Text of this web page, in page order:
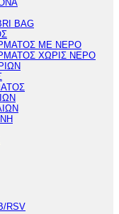
BAG
ΜΕ ΝΕΡΟ
ΧΩΡΙΣ ΝΕΡΟ
RSV